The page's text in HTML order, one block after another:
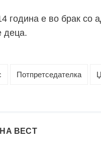
година е во брак со
деца.
Потпретседателка
ВЕСТ